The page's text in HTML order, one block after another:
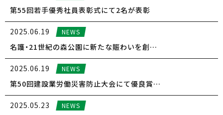
第55回若手優秀社員表彰式にて2名が表彰
2025.06.19 NEWS
名護・21世紀の森公園に新たな賑わいを創…
2025.06.19 NEWS
第50回建設業労働災害防止大会にて優良賞…
2025.05.23 NEWS